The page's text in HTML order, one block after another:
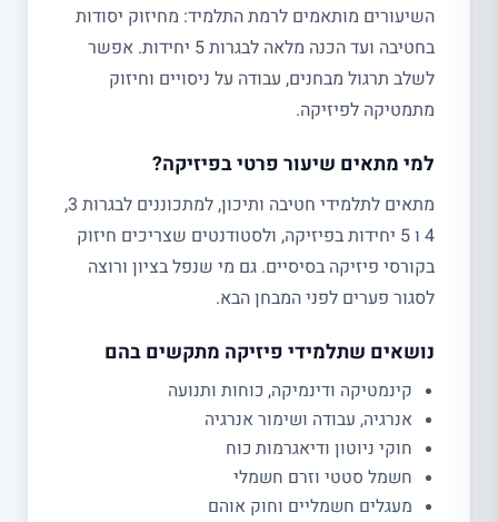
השיעורים מותאמים לרמת התלמיד: מחיזוק יסודות
בחטיבה ועד הכנה מלאה לבגרות 5 יחידות. אפשר
לשלב תרגול מבחנים, עבודה על ניסויים וחיזוק
מתמטיקה לפיזיקה.
למי מתאים שיעור פרטי בפיזיקה?
מתאים לתלמידי חטיבה ותיכון, למתכוננים לבגרות 3,
4 ו 5 יחידות בפיזיקה, ולסטודנטים שצריכים חיזוק
בקורסי פיזיקה בסיסיים. גם מי שנפל בציון ורוצה
לסגור פערים לפני המבחן הבא.
נושאים שתלמידי פיזיקה מתקשים בהם
קינמטיקה ודינמיקה, כוחות ותנועה
אנרגיה, עבודה ושימור אנרגיה
חוקי ניוטון ודיאגרמות כוח
חשמל סטטי וזרם חשמלי
מעגלים חשמליים וחוק אוהם